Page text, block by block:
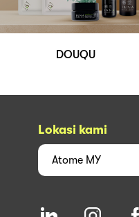
DOUQU
Lokasi kami
Atome MY